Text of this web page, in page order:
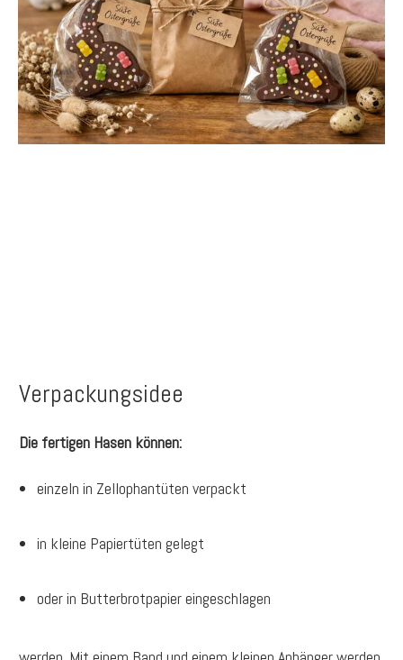
Verpackungsidee
Die fertigen Hasen können:
einzeln in Zellophantüten verpackt
in kleine Papiertüten gelegt
oder in Butterbrotpapier eingeschlagen